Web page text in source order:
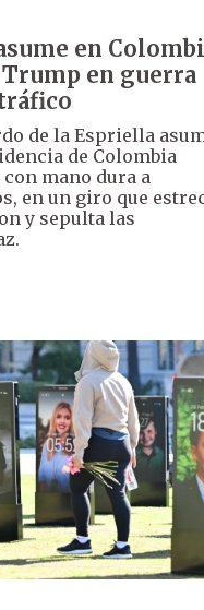
en
en guerra
de la Espriella
de Colombia
mano dura a
en un giro que
y sepulta las